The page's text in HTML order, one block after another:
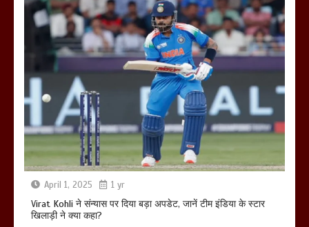
April 1, 2025 1 yr
Virat Kohli ने संन्यास पर दिया बड़ा अपडेट, जानें टीम इंडिया के स्टार
खिलाड़ी ने क्या कहा?